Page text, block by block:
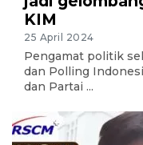
KIM
25 April 2024
Pengamat politik
dan Polling
dan Partai ...